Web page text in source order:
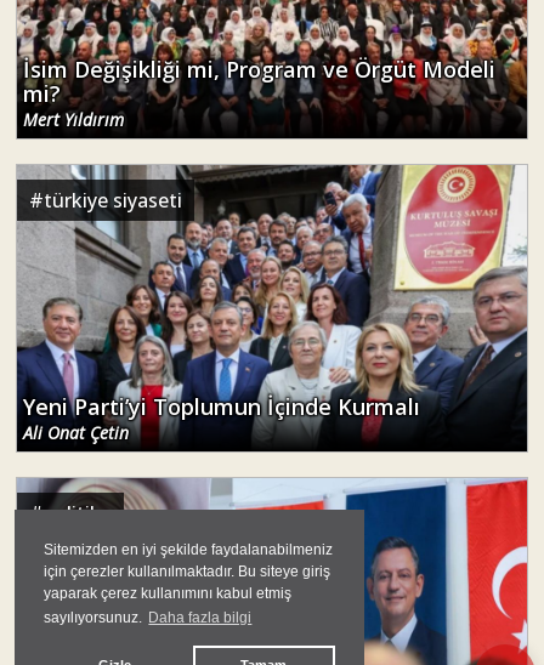
Sitemizden en iyi şekilde faydalanabilmeniz
için çerezler kullanılmaktadır. Bu siteye giriş
yaparak çerez kullanımını kabul etmiş
sayılıyorsunuz. Daha fazla bilgi
İsim Değişikliği mi, Program ve Örgüt Modeli
mi?
Mert Yıldırım
#türkiye siyaseti
Yeni Parti’yi Toplumun İçinde Kurmalı
Ali Onat Çetin
#politika